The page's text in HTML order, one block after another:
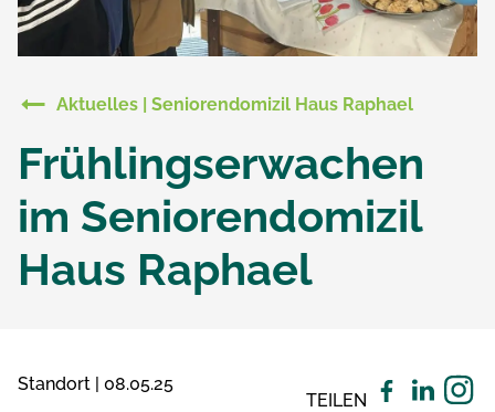
Aktuelles | Seniorendomizil Haus Raphael
Frühlingserwachen
im Seniorendomizil
Haus Raphael
Standort | 08.05.25
TEILEN